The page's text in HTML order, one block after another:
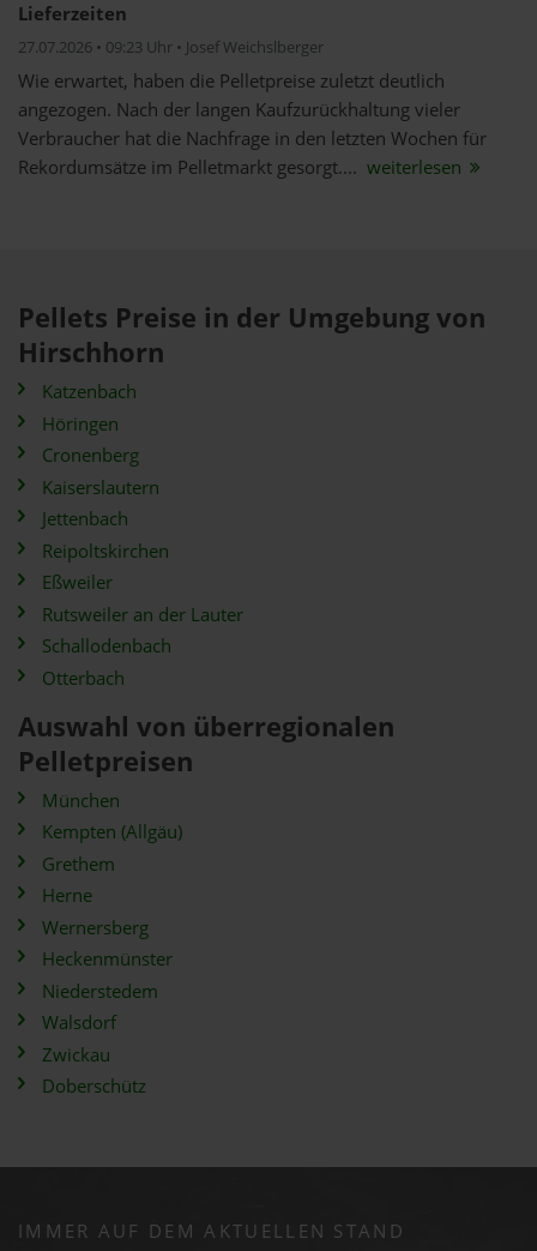
Lieferzeiten
27.07.2026 • 09:23 Uhr • Josef Weichslberger
Wie erwartet, haben die Pelletpreise zuletzt deutlich
angezogen. Nach der langen Kaufzurückhaltung vieler
Verbraucher hat die Nachfrage in den letzten Wochen für
Rekordumsätze im Pelletmarkt gesorgt.... weiterlesen
Pellets Preise in der Umgebung von
Hirschhorn
Katzenbach
Höringen
Cronenberg
Kaiserslautern
Jettenbach
Reipoltskirchen
Eßweiler
Rutsweiler an der Lauter
Schallodenbach
Otterbach
Auswahl von überregionalen
Pelletpreisen
München
Kempten (Allgäu)
Grethem
Herne
Wernersberg
Heckenmünster
Niederstedem
Walsdorf
Zwickau
Doberschütz
IMMER AUF DEM AKTUELLEN STAND